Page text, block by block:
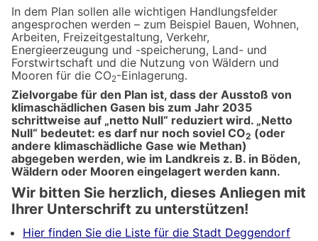
In dem Plan sollen alle wichtigen Handlungsfelder
angesprochen werden – zum Beispiel Bauen, Wohnen,
Arbeiten, Freizeitgestaltung, Verkehr,
Energieerzeugung und -speicherung, Land- und
Forstwirtschaft und die Nutzung von Wäldern und
Mooren für die CO2-Einlagerung.
Zielvorgabe für den Plan ist, dass der Ausstoß von
klimaschädlichen Gasen bis zum Jahr 2035
schrittweise auf „netto Null“ reduziert wird. „Netto
Null“ bedeutet: es darf nur noch soviel CO2 (oder
andere klimaschädliche Gase wie Methan)
abgegeben werden, wie im Landkreis z. B. in Böden,
Wäldern oder Mooren eingelagert werden kann.
Wir bitten Sie herzlich, dieses Anliegen mit
Ihrer Unterschrift zu unterstützen!
Hier finden Sie die Liste für die Stadt Deggendorf